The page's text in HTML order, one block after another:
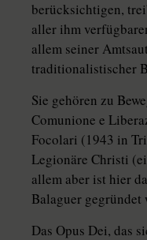
berücksichtigen,
aller ihm
allem seiner
traditionalistischer
Sie gehören zu
Comunione e
Focolari (1943 in
Legionäre Christi
allem aber ist hier
Balaguer gegründet
Das Opus Dei, das